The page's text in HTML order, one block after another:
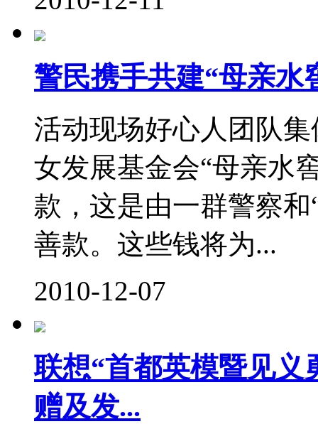
警民携手共建“母亲水
活动现场好心人团队
女发展基金会“母亲水
款，这是由一群警察
善款。这些钱将为...
2010-12-07
联想“首都英模暨见义
赠及发...